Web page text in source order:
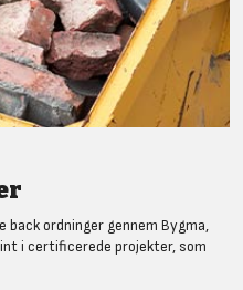
ordninger gennem Bygma,
i certificerede projekter, som